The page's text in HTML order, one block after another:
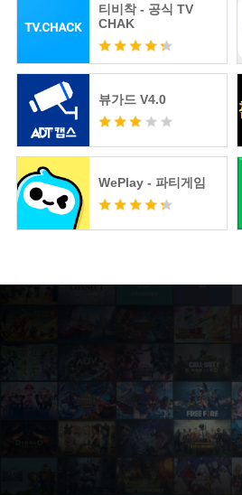
티비착 - 공식 TV
CHAK
뷰가드 V4.0
WePlay - 파티게임